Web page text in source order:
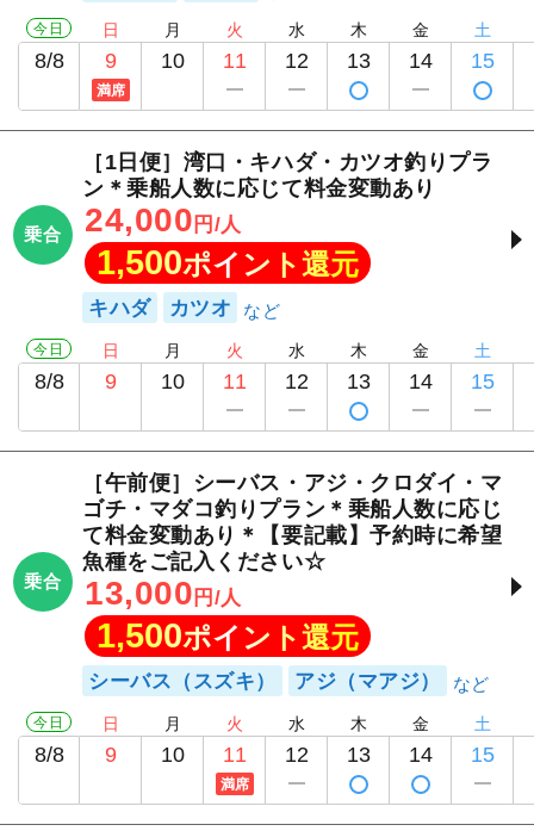
今日
8/8
日
9
満席
月
10
火
11
水
12
木
13
金
14
土
15
乗合
［1日便］湾口・キハダ・カツオ釣りプラ
ン＊乗船人数に応じて料金変動あり
24,000 円/人
1,500ポイント還元
キハダ カツオ
今日
8/8
日
9
月
10
火
11
水
12
木
13
金
14
土
15
乗合
［午前便］シーバス・アジ・クロダイ・マ
ゴチ・マダコ釣りプラン＊乗船人数に応じ
て料金変動あり＊【要記載】予約時に希望
魚種をご記入ください☆
13,000 円/人
1,500ポイント還元
シーバス（スズキ） アジ（マアジ）
今日
8/8
日
9
月
10
火
11
満席
水
12
木
13
金
14
土
15